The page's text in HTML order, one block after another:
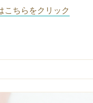
こちらをクリック